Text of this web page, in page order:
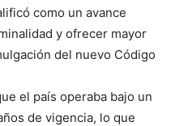
como un avance
y ofrecer mayor
del nuevo Código
el país operaba bajo un
de vigencia, lo que